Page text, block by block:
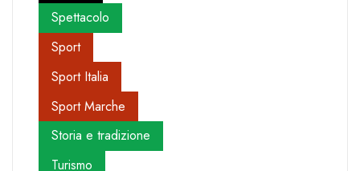
Spettacolo
Sport
Sport Italia
Sport Marche
Storia e tradizione
Turismo